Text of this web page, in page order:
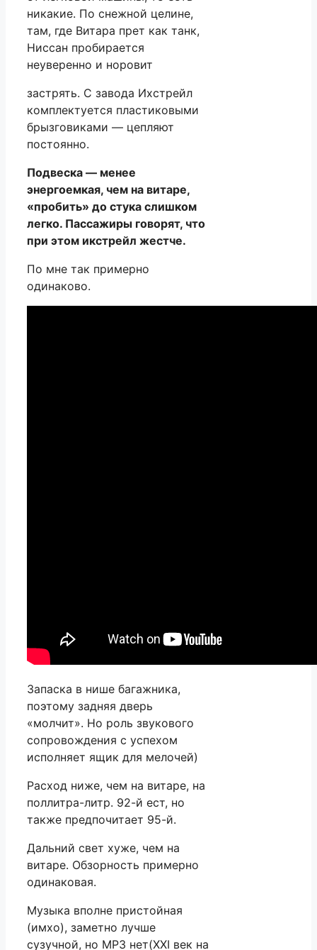
никакие. По снежной целине,
там, где Витара прет как танк,
Ниссан пробирается
неуверенно и норовит
застрять. С завода Ихстрейл
комплектуется пластиковыми
брызговиками — цепляют
постоянно.
Подвеска — менее
энергоемкая, чем на витаре,
«пробить» до стука слишком
легко. Пассажиры говорят, что
при этом икстрейл жестче.
По мне так примерно
одинаково.
Запаска в нише багажника,
поэтому задняя дверь
«молчит». Но роль звукового
сопровождения с успехом
исполняет ящик для мелочей)
Расход ниже, чем на витаре, на
поллитра-литр. 92-й ест, но
также предпочитает 95-й.
Дальний свет хуже, чем на
витаре. Обзорность примерно
одинаковая.
Музыка вполне пристойная
(имхо), заметно лучше
сузучной, но MP3 нет(XXI век на